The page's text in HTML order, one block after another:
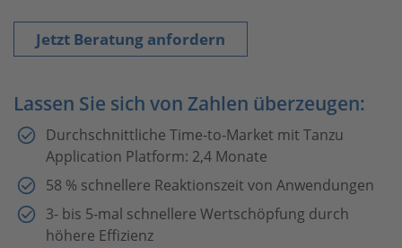
Jetzt Beratung anfordern
Lassen Sie sich von Zahlen überzeugen:
Durchschnittliche Time-to-Market mit Tanzu
Application Platform: 2,4 Monate
58 % schnellere Reaktionszeit von Anwendungen
3- bis 5-mal schnellere Wertschöpfung durch
höhere Effizienz